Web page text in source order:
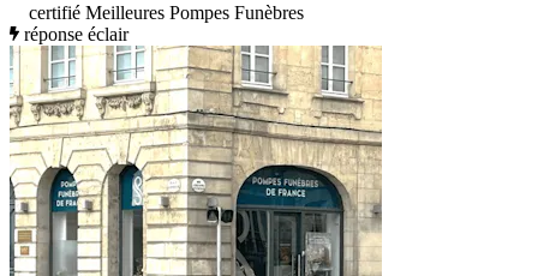
certifié Meilleures Pompes Funèbres
réponse éclair